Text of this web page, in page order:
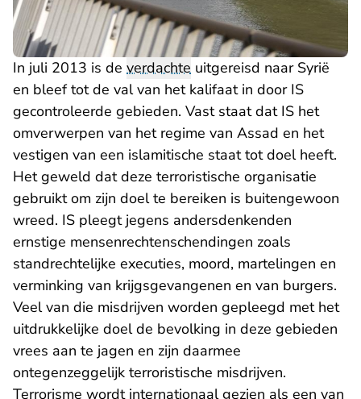
In juli 2013 is de verdachte uitgereisd naar Syrië
en bleef tot de val van het kalifaat in door IS
gecontroleerde gebieden. Vast staat dat IS het
omverwerpen van het regime van Assad en het
vestigen van een islamitische staat tot doel heeft.
Het geweld dat deze terroristische organisatie
gebruikt om zijn doel te bereiken is buitengewoon
wreed. IS pleegt jegens andersdenkenden
ernstige mensenrechtenschendingen zoals
standrechtelijke executies, moord, martelingen en
verminking van krijgsgevangenen en van burgers.
Veel van die misdrijven worden gepleegd met het
uitdrukkelijke doel de bevolking in deze gebieden
vrees aan te jagen en zijn daarmee
ontegenzeggelijk terroristische misdrijven.
Terrorisme wordt internationaal gezien als een van